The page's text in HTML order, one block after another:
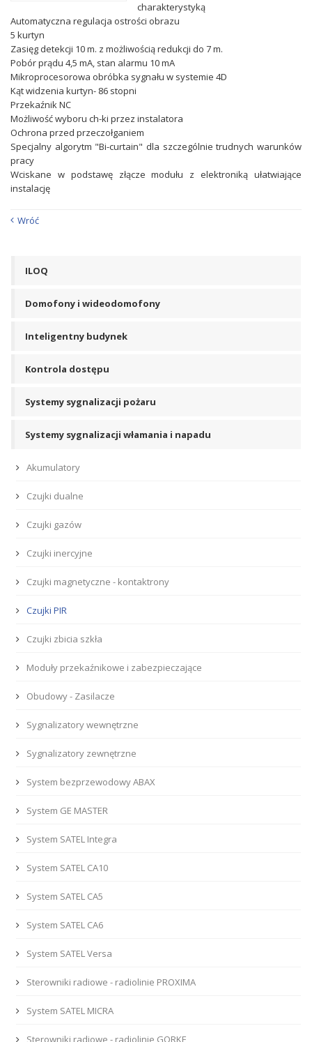
charakterystyką
Automatyczna regulacja ostrości obrazu
5 kurtyn
Zasięg detekcji 10 m. z możliwością redukcji do 7 m.
Pobór prądu 4,5 mA, stan alarmu 10 mA
Mikroprocesorowa obróbka sygnału w systemie 4D
Kąt widzenia kurtyn- 86 stopni
Przekaźnik NC
Możliwość wyboru ch-ki przez instalatora
Ochrona przed przeczołganiem
Specjalny algorytm "Bi-curtain" dla szczególnie trudnych warunków
pracy
Wciskane w podstawę złącze modułu z elektroniką ułatwiające
instalację
Wróć
ILOQ
Domofony i wideodomofony
Inteligentny budynek
Kontrola dostępu
Systemy sygnalizacji pożaru
Systemy sygnalizacji włamania i napadu
Akumulatory
Czujki dualne
Czujki gazów
Czujki inercyjne
Czujki magnetyczne - kontaktrony
Czujki PIR
Czujki zbicia szkła
Moduły przekaźnikowe i zabezpieczające
Obudowy - Zasilacze
Sygnalizatory wewnętrzne
Sygnalizatory zewnętrzne
System bezprzewodowy ABAX
System GE MASTER
System SATEL Integra
System SATEL CA10
System SATEL CA5
System SATEL CA6
System SATEL Versa
Sterowniki radiowe - radiolinie PROXIMA
System SATEL MICRA
Sterowniki radiowe - radiolinie GORKE